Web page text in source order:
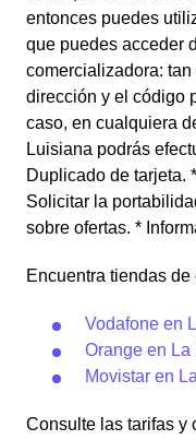
entonces puedes
que puedes acceder
comercializadora:
dirección y el código
caso, en cualquiera
Luisiana podrás
Duplicado de tarjeta.
Solicitar la
sobre ofertas. *
Encuentra tiendas
Vodafone en
Orange en La
Movistar en
Consulte las tarifas y